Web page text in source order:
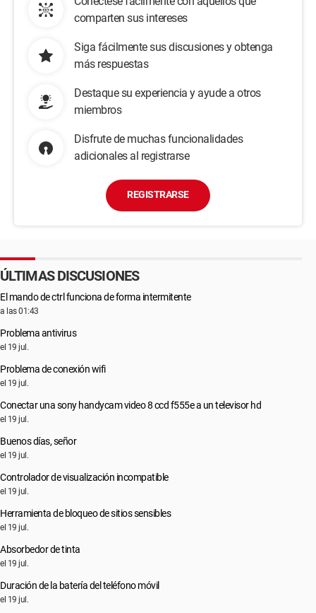
comparten sus intereses
Siga fácilmente sus discusiones y obtenga
más respuestas
Destaque su experiencia y ayude a otros
miembros
Disfrute de muchas funcionalidades
adicionales al registrarse
REGISTRARSE
ÚLTIMAS DISCUSIONES
El mando de ctrl funciona de forma intermitente
a las 01:43
Problema antivirus
el 19 jul.
Problema de conexión wifi
el 19 jul.
Conectar una sony handycam video 8 ccd f555e a un televisor hd
el 19 jul.
Buenos días, señor
el 19 jul.
Controlador de visualización incompatible
el 19 jul.
Herramienta de bloqueo de sitios sensibles
el 19 jul.
Absorbedor de tinta
el 19 jul.
Duración de la batería del teléfono móvil
el 19 jul.